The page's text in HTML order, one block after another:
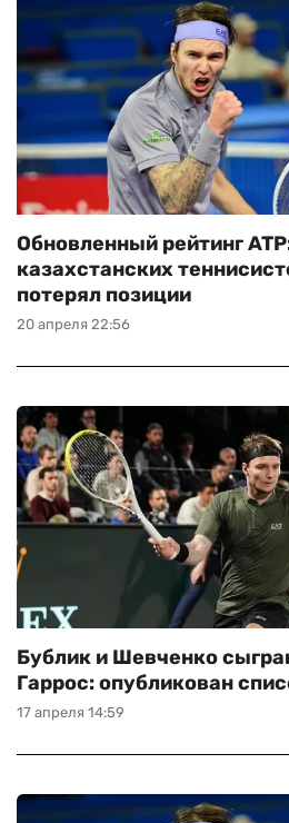
20 апреля 22:56
Обновленный рейтинг
казахстанских
потерял позиции
17 апреля 14:59
Бублик и Шевченко
Гаррос: опубликован